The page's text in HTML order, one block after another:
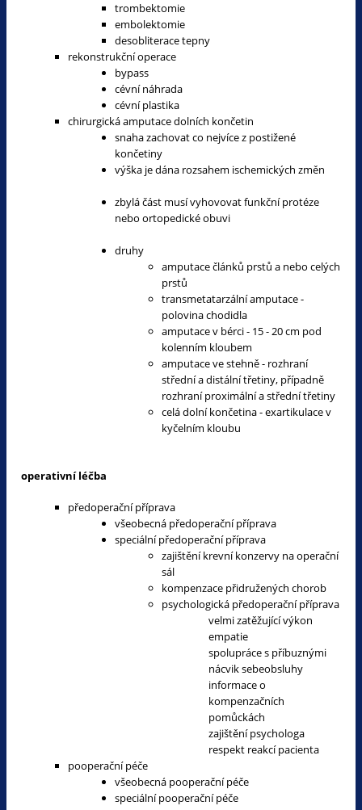
trombektomie
embolektomie
desobliterace tepny
rekonstrukční operace
bypass
cévní náhrada
cévní plastika
chirurgická amputace dolních končetin
snaha zachovat co nejvíce z postižené
končetiny
výška je dána rozsahem ischemických změn
zbylá část musí vyhovovat funkční protéze
nebo ortopedické obuvi
druhy
amputace článků prstů a nebo celých
prstů
transmetatarzální amputace -
polovina chodidla
amputace v bérci - 15 - 20 cm pod
kolenním kloubem
amputace ve stehně - rozhraní
střední a distální třetiny, případně
rozhraní proximální a střední třetiny
celá dolní končetina - exartikulace v
kyčelním kloubu
operativní léčba
předoperační příprava
všeobecná předoperační příprava
speciální předoperační příprava
zajištění krevní konzervy na operační
sál
kompenzace přidružených chorob
psychologická předoperační příprava
velmi zatěžující výkon
empatie
spolupráce s příbuznými
nácvik sebeobsluhy
informace o
kompenzačních
pomůckách
zajištění psychologa
respekt reakcí pacienta
pooperační péče
všeobecná pooperační péče
speciální pooperační péče